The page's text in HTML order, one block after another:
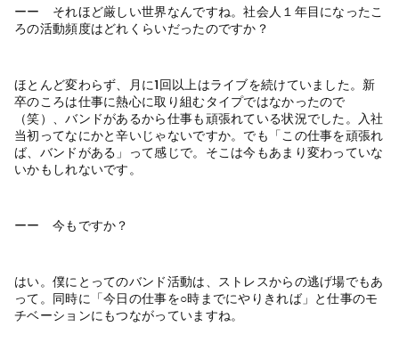
ーー それほど厳しい世界なんですね。社会人１年目になったこ
ろの活動頻度はどれくらいだったのですか？
ほとんど変わらず、月に1回以上はライブを続けていました。新
卒のころは仕事に熱心に取り組むタイプではなかったので
（笑）、バンドがあるから仕事も頑張れている状況でした。入社
当初ってなにかと辛いじゃないですか。でも「この仕事を頑張れ
ば、バンドがある」って感じで。そこは今もあまり変わっていな
いかもしれないです。
ーー 今もですか？
はい。僕にとってのバンド活動は、ストレスからの逃げ場でもあ
って。同時に「今日の仕事を○時までにやりきれば」と仕事のモ
チベーションにもつながっていますね。